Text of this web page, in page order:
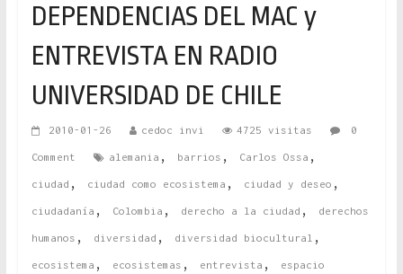
DEPENDENCIAS DEL MAC y
ENTREVISTA EN RADIO
UNIVERSIDAD DE CHILE
2010-01-26 cedoc invi 4725 visitas 0
Comment alemania , barrios , Carlos Ossa ,
ciudad , ciudad como ecosistema , ciudad y deseo ,
ciudadanía , Colombia , derecho a la ciudad , derechos
humanos , diversidad , diversidad biocultural ,
ecosistema , ecosistemas , entrevista , espacio